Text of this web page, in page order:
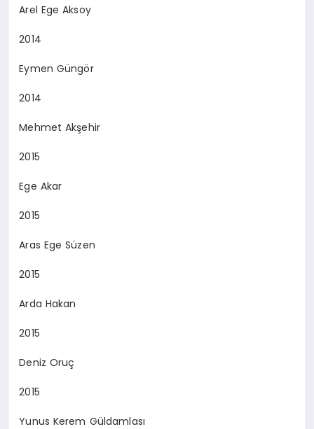
Arel Ege Aksoy
2014
Eymen Güngör
2014
Mehmet Akşehir
2015
Ege Akar
2015
Aras Ege Süzen
2015
Arda Hakan
2015
Deniz Oruç
2015
Yunus Kerem Güldamlası